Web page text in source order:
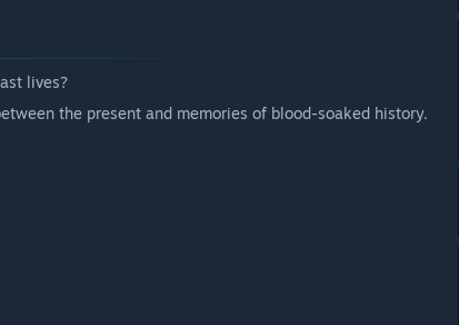
lives?
the present and memories of blood-soaked history.